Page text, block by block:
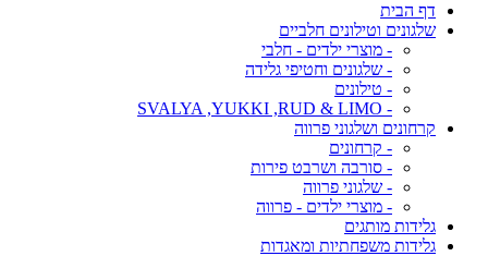
דף הבית
שלגונים וטילונים חלביים
- מוצרי ילדים - חלבי
- שלגונים וחטיפי גלידה
- טילונים
- SVALYA ,YUKKI ,RUD & LIMO
קרחונים ושלגוני פרווה
- קרחונים
- סורבה ושרבט פירות
- שלגוני פרווה
- מוצרי ילדים - פרווה
גלידות מותגים
גלידות משפחתיות ומאגדות